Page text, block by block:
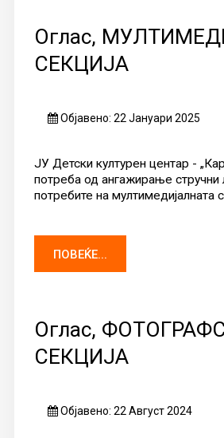
Оглас,
СЕКЦИЈА
Објавено: 22 Јануари 2025
ЈУ Детски културен центар -
потреба од ангажирање стручни
потребите на мултимедијалната
ПОВЕЌЕ...
Оглас,
СЕКЦИЈА
Објавено: 22 Август 2024